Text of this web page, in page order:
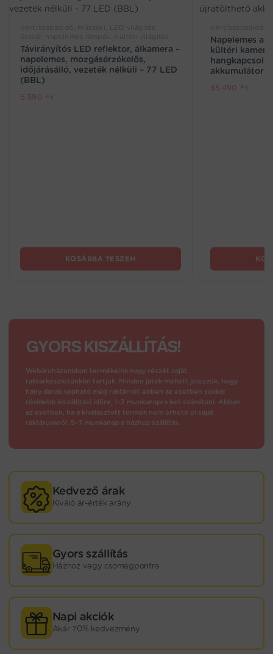
Távirányítós LED reflektor, álkamera –
napelemes, mozgásérzékelős,
időjárásálló, vezeték nélküli – 77 LED
(BBL)
6.590 Ft
KOSÁRBA TESZEM
Napelemes
kültéri
35.490 Ft
GYORS KISZÁLLÍTÁS!
Webáruházunkban termékeink nagy részét saját
raktárkészletünkön tartjuk. Minden játék mellett jelezzük, hogy
hány darab kapható még raktárról: ebben az esetben sokkal
rövidebb kiszállítási időre, 1–3 munkanapra kell számítani. Abban
az esetben, ha a kiválasztott termék nem érhető el saját
raktárunkról, 5–7 munkanap a házhoz szállítás.
Kedvező árak
Kiváló ár-érték arány
Gyors szállítás
Házhoz vagy csomagpontra
Napi akciók
Akár 70% kedvezmény